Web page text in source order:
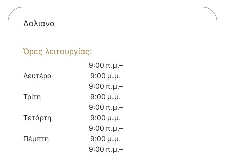
Δολιανα
Ώρες λειτουργίας:
Δευτέρα
9:00 π.μ.–
9:00 μ.μ.
Τρίτη
9:00 π.μ.–
9:00 μ.μ.
Τετάρτη
9:00 π.μ.–
9:00 μ.μ.
Πέμπτη
9:00 π.μ.–
9:00 μ.μ.
9:00 π.μ.–